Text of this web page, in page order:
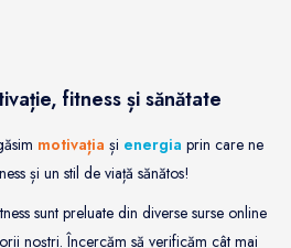
fitness și sănătate
motivația și energia prin care ne
și un stil de viață sănătos!
sunt preluate din diverse surse online
noștri. Încercăm să verificăm cât mai